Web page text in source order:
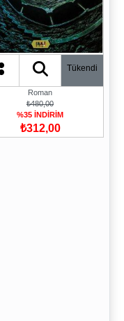
Tükendi
Roman
₺480,00
%35 İNDİRİM
₺312,00